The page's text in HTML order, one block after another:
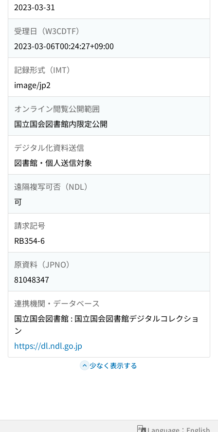
2023-03-31
受理日（W3CDTF）
2023-03-06T00:24:27+09:00
記録形式（IMT）
image/jp2
オンライン閲覧公開範囲
国立国会図書館内限定公開
デジタル化資料送信
図書館・個人送信対象
遠隔複写可否（NDL）
可
請求記号
RB354-6
原資料（JPNO）
81048347
連携機関・データベース
国立国会図書館 : 国立国会図書館デジタルコレクショ
ン
https://dl.ndl.go.jp
少なく表示する